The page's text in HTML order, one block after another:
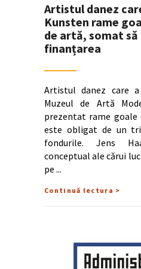
Artistul danez
Kunsten rame
de artă, somat
finanțarea
Artistul danez care
Muzeul de Artă
prezentat rame
este obligat de un
fondurile. Jens
conceptual ale cărui
pe
Continuă lectura >